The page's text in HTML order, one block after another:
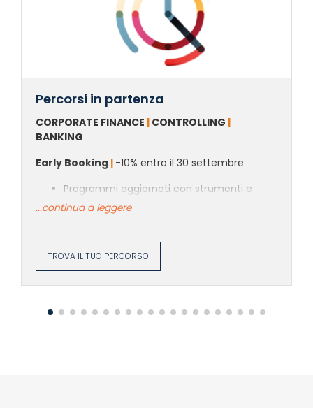
Percorsi in partenza
CORPORATE FINANCE | CONTROLLING |
BANKING
Early Booking | -10% entro il 30 settembre
Programmi aggiornati con strumenti e
metodi immediatamente applicabili
Faculty composta da analisti finanziari e
Approccio learning by doing: costruzione
diretta dei principali tool
...continua a leggere
TROVA IL TUO PERCORSO